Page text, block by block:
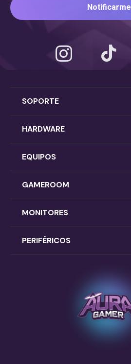
Notificarme
SOPORTE
HARDWARE
EQUIPOS
GAMEROOM
MONITORES
PERIFÉRICOS